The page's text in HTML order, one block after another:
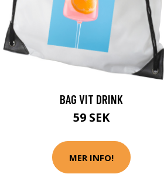
BAG VIT DRINK
59 SEK
MER INFO!